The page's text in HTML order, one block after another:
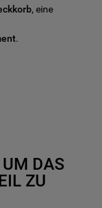
, eine
.
DAS
ZU